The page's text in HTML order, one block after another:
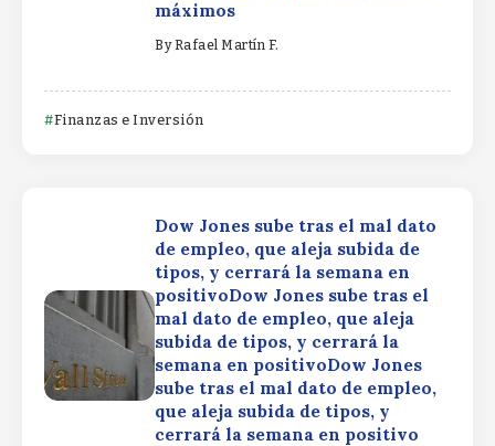
máximos
By Rafael Martín F.
Finanzas e Inversión
Dow Jones sube tras el mal dato
de empleo, que aleja subida de
tipos, y cerrará la semana en
positivoDow Jones sube tras el
mal dato de empleo, que aleja
subida de tipos, y cerrará la
semana en positivoDow Jones
sube tras el mal dato de empleo,
que aleja subida de tipos, y
cerrará la semana en positivo